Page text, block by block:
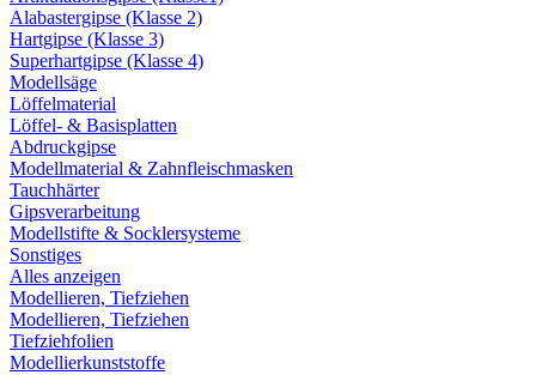
Alabastergipse (Klasse 2)
Hartgipse (Klasse 3)
Superhartgipse (Klasse 4)
Modellsäge
Löffelmaterial
Löffel- & Basisplatten
Abdruckgipse
Modellmaterial & Zahnfleischmasken
Tauchhärter
Gipsverarbeitung
Modellstifte & Socklersysteme
Sonstiges
Alles anzeigen
Modellieren, Tiefziehen
Modellieren, Tiefziehen
Tiefziehfolien
Modellierkunststoffe